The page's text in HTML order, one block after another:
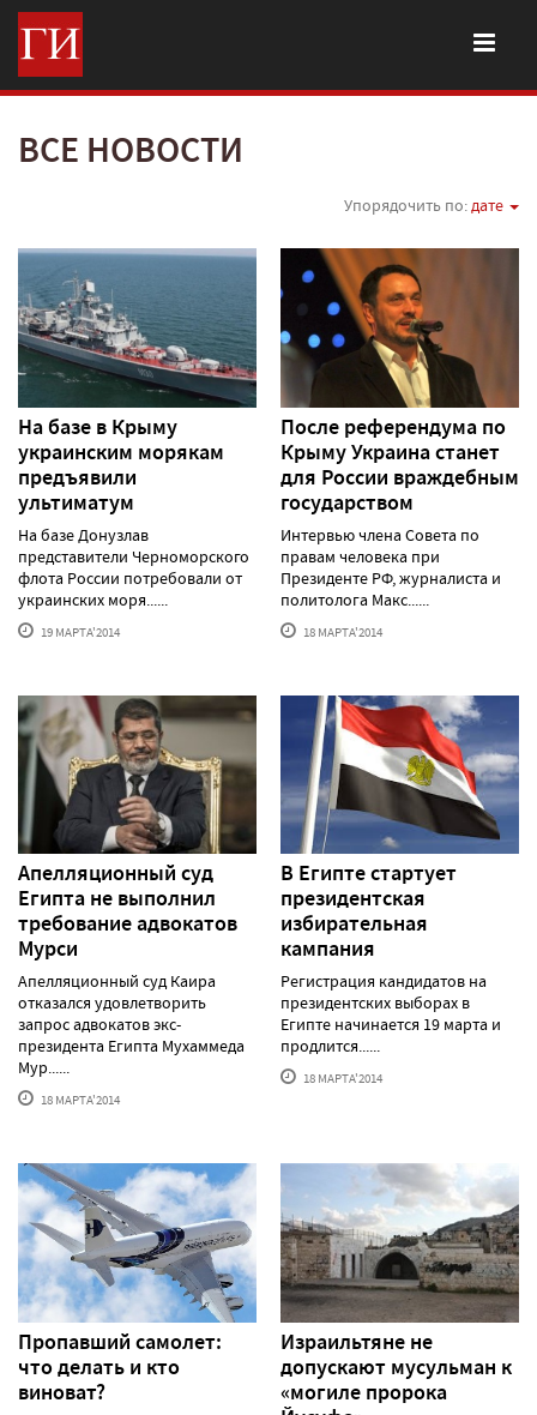
ВСЕ НОВОСТИ
Упорядочить по:дате
На базе в Крыму
украинским морякам
предъявили
ультиматум
На базе Донузлав
представители Черноморского
флота России потребовали от
украинских моря......
19 МАРТА'2014
После референдума по
Крыму Украина станет
для России враждебным
государством
Интервью члена Совета по
правам человека при
Президенте РФ, журналиста и
политолога Макс......
18 МАРТА'2014
Апелляционный суд
Египта не выполнил
требование адвокатов
Мурси
Апелляционный суд Каира
отказался удовлетворить
запрос адвокатов экс-
президента Египта Мухаммеда
Мур......
18 МАРТА'2014
В Египте стартует
президентская
избирательная
кампания
Регистрация кандидатов на
президентских выборах в
Египте начинается 19 марта и
продлится......
18 МАРТА'2014
Пропавший самолет:
что делать и кто
виноват?
Израильтяне не
допускают мусульман к
«могиле пророка